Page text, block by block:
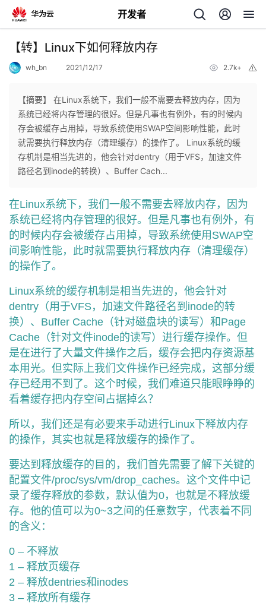
开发者
返
个
人
主
页
我
的
开
发
者
的
博
客
我
的
论
坛
我
的
圈
子
我
的
直
播
我
的
活
动
我
的
关
注
我
的
我
Programs
的
支
【转】Linux下如何释放内存
wh_bn 2021/12/17 2.7k+
【摘要】 在Linux系统下，我们一般不需要去释放内存，因为
系统已经将内存管理的很好。但是凡事也有例外，有的时候内
存会被缓存占用掉，导致系统使用SWAP空间影响性能，此时
就需要执行释放内存（清理缓存）的操作了。 Linux系统的缓
存机制是相当先进的，他会针对dentry（用于VFS，加速文件
路径名到inode的转换）、Buffer Cach...
在Linux系统下，我们一般不需要去释放内存，因为
系统已经将内存管理的很好。但是凡事也有例外，有
的时候内存会被缓存占用掉，导致系统使用SWAP空
间影响性能，此时就需要执行释放内存（清理缓存）
的操作了。
Linux系统的缓存机制是相当先进的，他会针对
dentry（用于VFS，加速文件路径名到inode的转
换）、Buffer Cache（针对磁盘块的读写）和Page
Cache（针对文件inode的读写）进行缓存操作。但
是在进行了大量文件操作之后，缓存会把内存资源基
本用光。但实际上我们文件操作已经完成，这部分缓
存已经用不到了。这个时候，我们难道只能眼睁睁的
看着缓存把内存空间占据掉么？
所以，我们还是有必要来手动进行Linux下释放内存
的操作，其实也就是释放缓存的操作了。
要达到释放缓存的目的，我们首先需要了解下关键的
配置文件/proc/sys/vm/drop_caches。这个文件中记
录了缓存释放的参数，默认值为0，也就是不释放缓
存。他的值可以为0~3之间的任意数字，代表着不同
的含义：
0 – 不释放
1 – 释放页缓存
2 – 释放dentries和inodes
3 – 释放所有缓存